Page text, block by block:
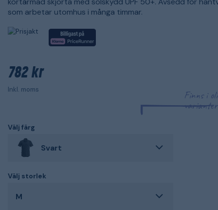
som arbetar utomhus i många timmar.
782 kr
Inkl. moms
Finns i
varianter
Välj färg
Svart
Välj storlek
M